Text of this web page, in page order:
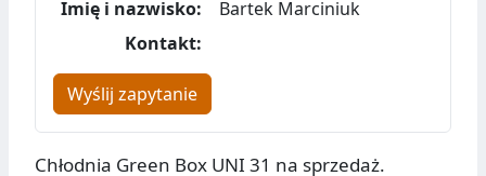
Imię i nazwisko:
Bartek Marciniuk
Kontakt:
Wyślij zapytanie
Chłodnia Green Box UNI 31 na sprzedaż.